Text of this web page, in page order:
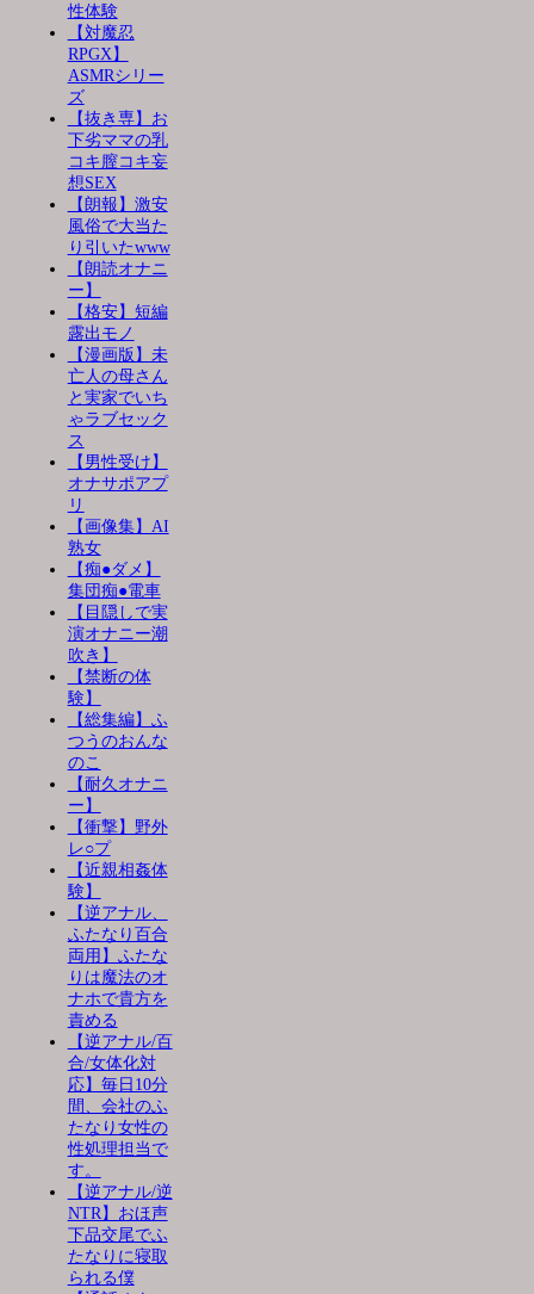
性体験
【対魔忍
RPGX】
ASMRシリー
ズ
【抜き専】お
下劣ママの乳
コキ膣コキ妄
想SEX
【朗報】激安
風俗で大当た
り引いたwww
【朗読オナニ
ー】
【格安】短編
露出モノ
【漫画版】未
亡人の母さん
と実家でいち
ゃラブセック
ス
【男性受け】
オナサポアプ
リ
【画像集】AI
熟女
【痴●ダメ】
集団痴●電車
【目隠しで実
演オナニー潮
吹き】
【禁断の体
験】
【総集編】ふ
つうのおんな
のこ
【耐久オナニ
ー】
【衝撃】野外
レ○プ
【近親相姦体
験】
【逆アナル、
ふたなり百合
両用】ふたな
りは魔法のオ
ナホで貴方を
責める
【逆アナル/百
合/女体化対
応】毎日10分
間、会社のふ
たなり女性の
性処理担当で
す。
【逆アナル/逆
NTR】おほ声
下品交尾でふ
たなりに寝取
られる僕